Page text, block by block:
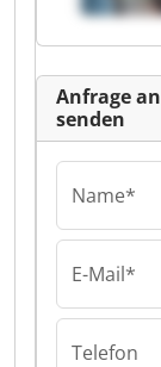
Anfrage
senden
Name*
E-Mail*
Telefon